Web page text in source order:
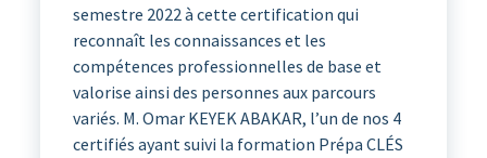
semestre 2022 à cette certification qui
reconnaît les connaissances et les
compétences professionnelles de base et
valorise ainsi des personnes aux parcours
variés. M. Omar KEYEK ABAKAR, l’un de nos 4
certifiés ayant suivi la formation Prépa CLÉS